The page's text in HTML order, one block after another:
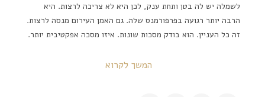
לשמלה יש לה בטן ותחת ענק, לכן היא לא צריכה לרצות. היא
הרבה יותר רגועה בפרפורמנס שלה. גם האמן העירום מנסה לרצות.
זה כל העניין. הוא בודק מסכות שונות. איזו מסכה אפקטיבית יותר.
המשך לקרוא